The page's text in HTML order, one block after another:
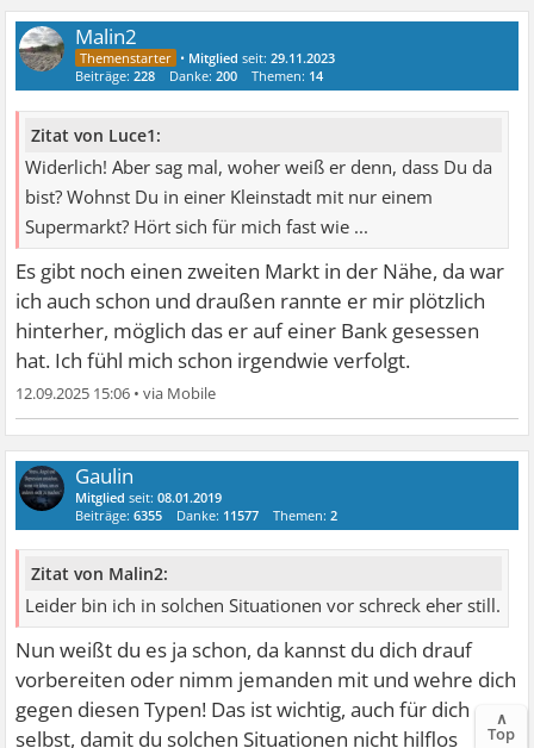
Malin2
• Mitglied seit:29.11.2023
Beiträge:228 Danke:200 Themen: 14
Zitat von Luce1:
Widerlich! Aber sag mal, woher weiß er denn, dass Du da
bist? Wohnst Du in einer Kleinstadt mit nur einem
Supermarkt? Hört sich für mich fast wie ...
Es gibt noch einen zweiten Markt in der Nähe, da war
ich auch schon und draußen rannte er mir plötzlich
hinterher, möglich das er auf einer Bank gesessen
hat. Ich fühl mich schon irgendwie verfolgt.
12.09.2025 15:06 •
Gaulin
Mitglied seit:08.01.2019
Beiträge:6355 Danke: 11577 Themen:2
Zitat von Malin2:
Leider bin ich in solchen Situationen vor schreck eher still.
Nun weißt du es ja schon, da kannst du dich drauf
vorbereiten oder nimm jemanden mit und wehre dich
gegen diesen Typen! Das ist wichtig, auch für dich
selbst, damit du solchen Situationen nicht hilflos
∧
Top